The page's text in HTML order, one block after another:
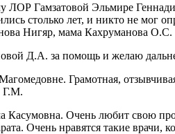
ЛОР Гамзатовой Эльмире
столько лет, и никто не мог
Нигяр, мама Кахруманова О.С.
Д.А. за помощь и желаю
Грамотная,
Г.М.
Касумовна. Очень любит свою
Очень нравятся такие